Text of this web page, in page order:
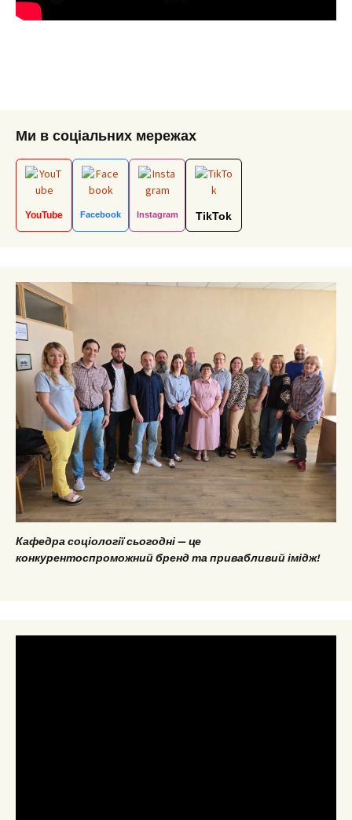
Ми в соціальних мережах
YouTube Facebook Instagram TikTok
Кафедра соціології сьогодні — це
конкурентоспроможний бренд та привабливий імідж!